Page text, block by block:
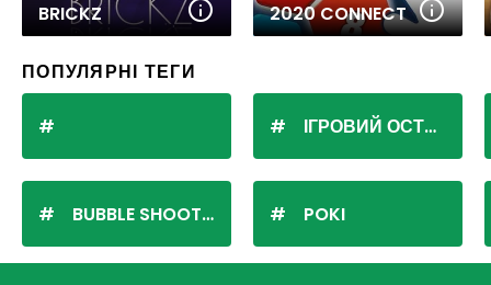
BRICKZ 2020 CONNECT
ПОПУЛЯРНІ ТЕГИ
BUBBLE SHOOTER
ІГРОВИЙ ОСТРІВ
POKI